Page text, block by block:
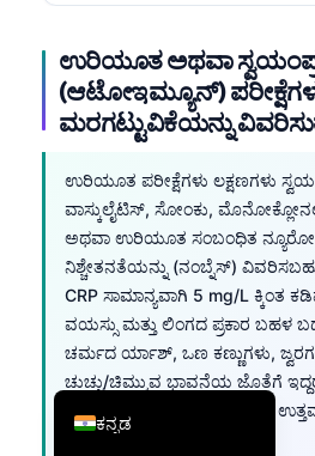
ಉರಿಯೂತ ಅಥವಾ
(ಆಟೋಇಮ್ಯೂನ್)
ಮರಗಟ್ಟುವಿಕೆಯನ್ನು
ಉರಿಯೂತ ಪರೀಕ್ಷೆಗಳು ಲಕ್ಷಣಗಳು
ವಾಸ್ಕುಲೈಟಿಸ್, ಸೋಂಕು,
ಅಥವಾ ಉರಿಯೂತ ಸಂಬಂಧಿತ
ನಿಶ್ಚೇತನತೆಯನ್ನು (ನಂಬ್ನೆಸ್)
CRP ಸಾಮಾನ್ಯವಾಗಿ 5 mg/L ಕ್ಕಿಂತ
ವಯಸ್ಸು ಮತ್ತು ಲಿಂಗದ ಪ್ರಕಾರ ಬಹಳ
ಚರ್ಮದ ರ್ಯಾಶ್, ಒಣ ಕಣ್ಣುಗಳು,
ಚುಚ್ಚು/ಚಿಮ್ಮುವ ಭಾವನೆಯ ಜೊತೆಗೆ
ಮಾರ್ಗದರ್ಶಿ ಮುಂದಿನ
ಕನ್ನಡ
English
Deutsch
العربية
Français
עִבְרִית
Italiano
Español
Português
Ελληνικά